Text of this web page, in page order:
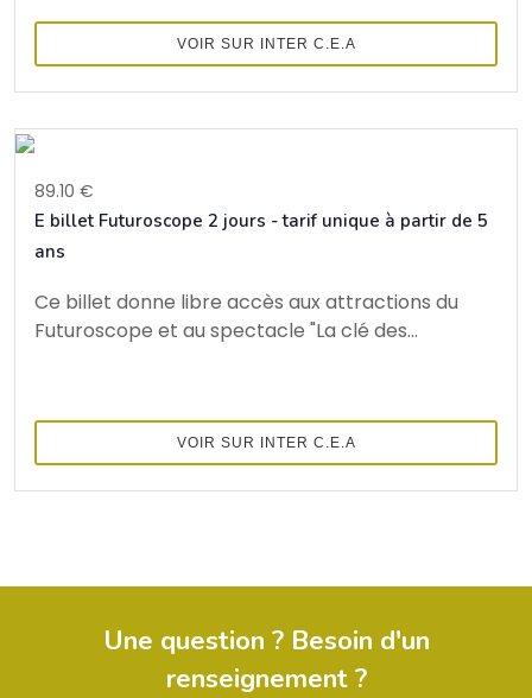
VOIR SUR INTER C.E.A
89.10 €
E billet Futuroscope 2 jours - tarif unique à partir de 5
ans
Ce billet donne libre accès aux attractions du
Futuroscope et au spectacle "La clé des...
VOIR SUR INTER C.E.A
Une question ? Besoin d'un
renseignement ?